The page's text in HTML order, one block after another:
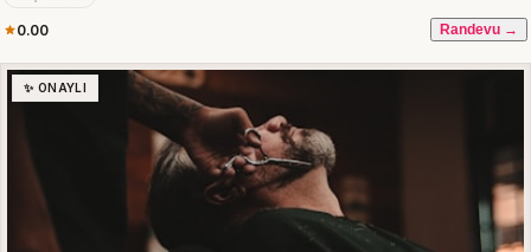
0.00 Randevu →
✨ ONAYLI